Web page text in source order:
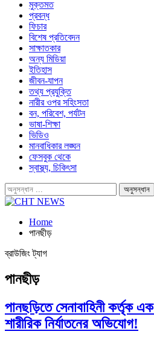
মুক্তমত
প্রবন্ধ
ফিচার
বিশেষ প্রতিবেদন
সাক্ষাতকার
অন্য মিডিয়া
ইতিহাস
জীবন-যাপন
তথ্য প্রযুক্তি
নারীর ওপর সহিংসতা
বন, পরিবেশ, পর্যটন
ভাষা-শিক্ষা
ভিডিও
মানবাধিকার লঙ্ঘন
ফেসবুক থেকে
স্বাস্থ্য, চিকিৎসা
Home
পানছীড়
ব্রাউজিং ট্যাগ
পানছীড়
পানছড়িতে সেনাবাহিনী কর্তৃক
শারীরিক নির্যাতনের অভিযোগ!